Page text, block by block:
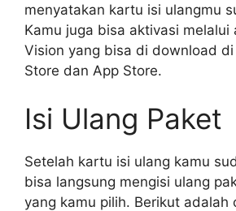
menyatakan kartu isi ulangmu
Kamu juga bisa aktivasi melalui
Vision yang bisa di download di
Store dan App Store.
Isi Ulang Paket
Setelah kartu isi ulang kamu
bisa langsung mengisi ulang
yang kamu pilih. Berikut adalah